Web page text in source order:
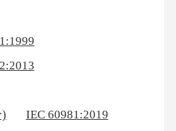
IEC 60981:2019